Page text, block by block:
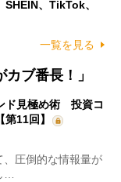
、TikTok、
一覧を見る
ブ番長！」
ド見極め術 投資コ
11回】
圧倒的な情報量が
…